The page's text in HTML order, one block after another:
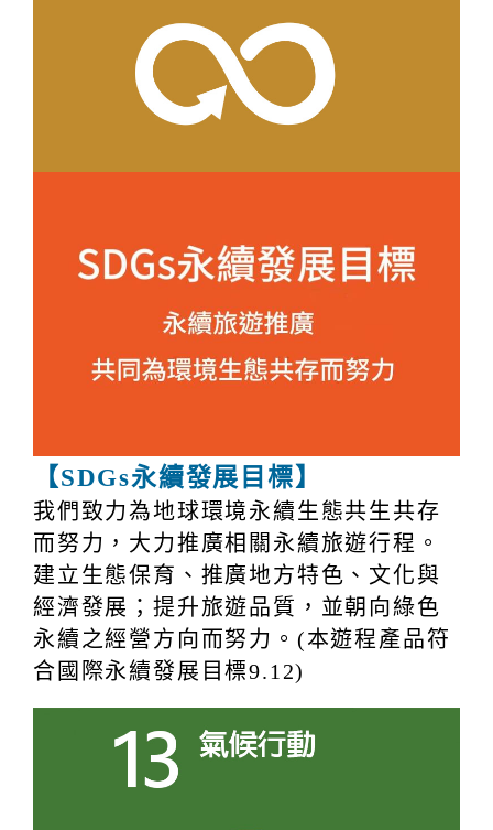
【SDGs永續發展目標】
我們致力為地球環境永續生態共生共存
而努力，大力推廣相關永續旅遊行程。
建立生態保育、推廣地方特色、文化與
經濟發展；提升旅遊品質，並朝向綠色
永續之經營方向而努力。(本遊程產品符
合國際永續發展目標9.12)